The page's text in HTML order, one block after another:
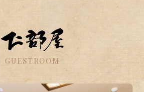
GUESTROOM